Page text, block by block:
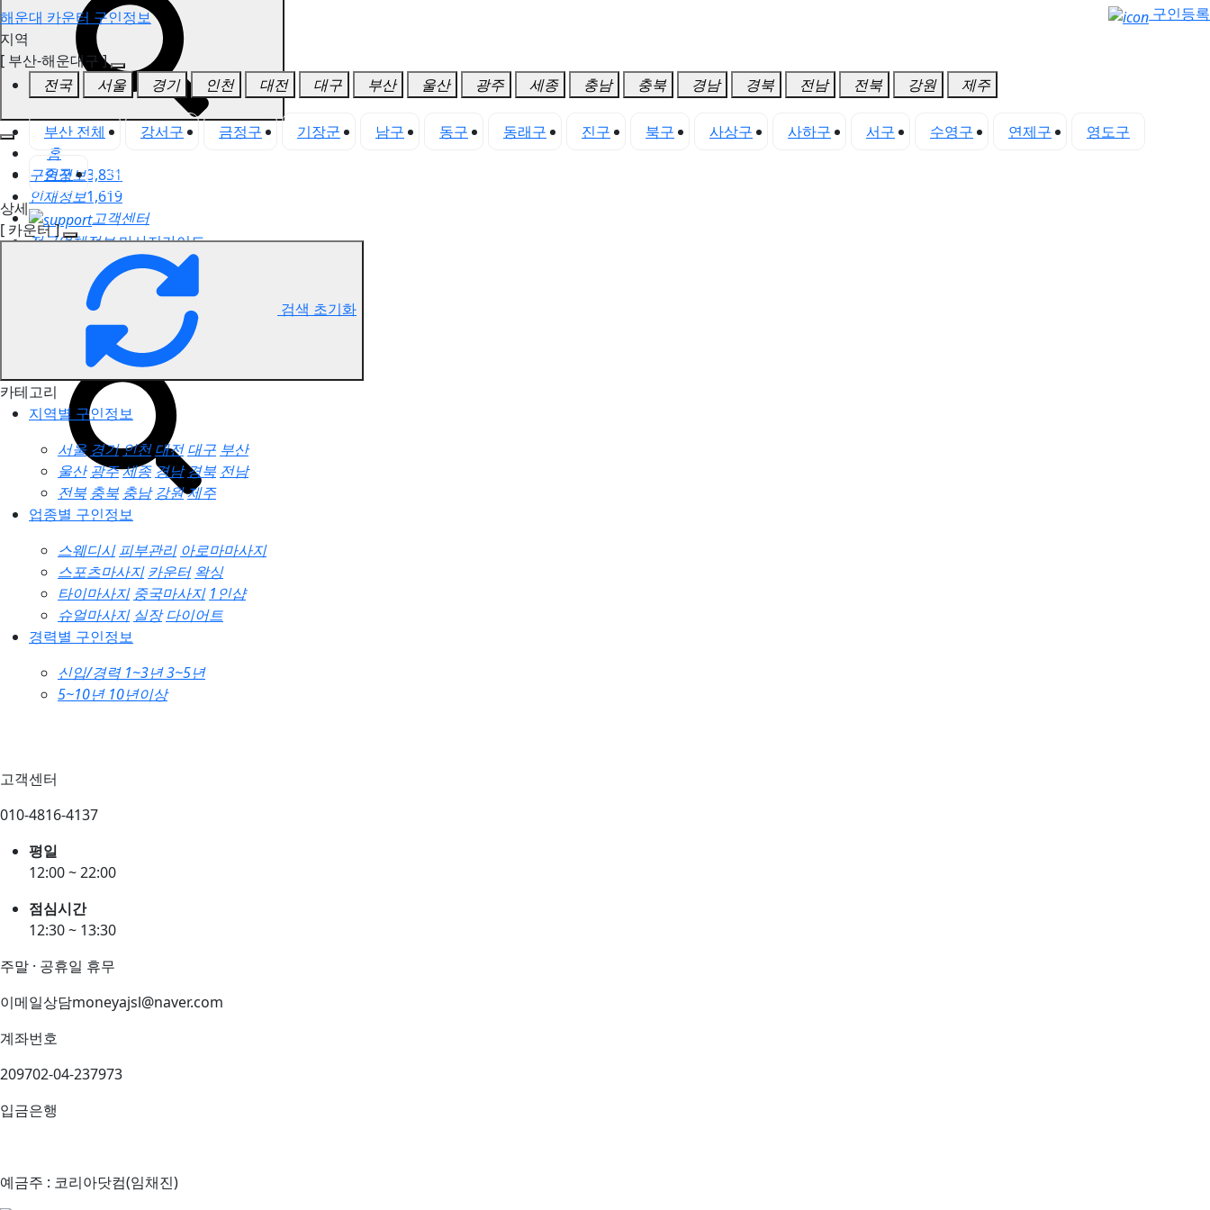
홈
구인정보3,831
인재정보1,619
고객센터
전국업체정보마사지가이드
업체 서비스 관리
개인 서비스 관리
해운대 카운터 구인정보
해운대 카운터 구인정보
구인등록
지역
[ 부산-해운대구 ]
전국
서울 경기 인천 대전 대구 부산 울산 광주 세종 충남 충북 경남 경북 전남 전북 강원 제주
부산 전체 강서구 금정구 기장군 남구 동구 동래구 진구 북구 사상구 사하구 서구 수영구 연제구 영도구
중구
해운대구
상세
[ 카운터 ]
검색 초기화
카테고리
지역별 구인정보
서울 경기인천 대전 대구 부산
울산 광주세종 경남경북 전남
전북 충북 충남 강원제주
업종별 구인정보
스웨디시 피부관리 아로마마사지
스포츠마사지 카운터 왁싱
타이마사지 중국마사지 1인샵
슈얼마사지 실장 다이어트
경력별 구인정보
신입/경력 1~3년3~5년
5~10년 10년이상
고객센터
010-4816-4137
평일
12:00 ~ 22:00
점심시간
12:30 ~ 13:30
주말 · 공휴일 휴무
이메일상담moneyajsl@naver.com
계좌번호
209702-04-237973
입금은행
예금주 : 코리아닷컴(임채진)